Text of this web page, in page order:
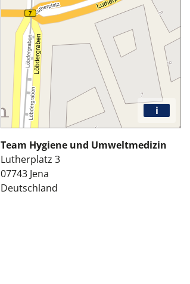
i
Team Hygiene und Umweltmedizin
Lutherplatz 3
07743 Jena
Deutschland